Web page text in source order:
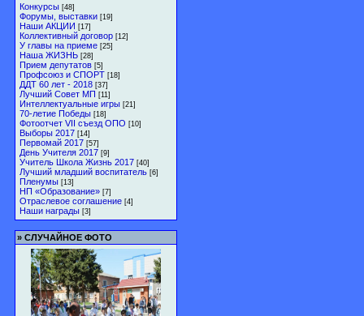
Конкурсы [48]
Форумы, выставки [19]
Наши АКЦИИ [17]
Коллективный договор [12]
У главы на приеме [25]
Наша ЖИЗНЬ [28]
Прием депутатов [5]
Профсоюз и СПОРТ [18]
ДДТ 60 лет - 2018 [37]
Лучший Совет МП [11]
Интеллектуальные игры [21]
70-летие Победы [18]
Фотоотчет VII съезд ОПО [10]
Выборы 2017 [14]
Первомай 2017 [57]
День Учителя 2017 [9]
Учитель Школа Жизнь 2017 [40]
Лучший младший воспитатель [6]
Пленумы [13]
НП «Образование» [7]
Отраслевое соглашение [4]
Наши награды [3]
» СЛУЧАЙНОЕ ФОТО